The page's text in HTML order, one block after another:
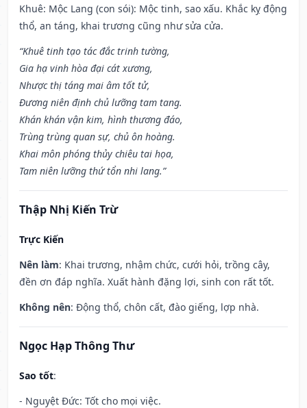
Khuê: Mộc Lang (con sói): Mộc tinh, sao xấu. Khắc kỵ động
thổ, an táng, khai trương cũng như sửa cửa.
“Khuê tinh tạo tác đắc trinh tường,
Gia hạ vinh hòa đại cát xương,
Nhược thị táng mai âm tốt tử,
Đương niên định chủ lưỡng tam tang.
Khán khán vận kim, hình thương đáo,
Trùng trùng quan sự, chủ ôn hoàng.
Khai môn phóng thủy chiêu tai họa,
Tam niên lưỡng thứ tổn nhi lang.”
Thập Nhị Kiến Trừ
Trực Kiến
Nên làm: Khai trương, nhậm chức, cưới hỏi, trồng cây,
đền ơn đáp nghĩa. Xuất hành đặng lợi, sinh con rất tốt.
Không nên: Động thổ, chôn cất, đào giếng, lợp nhà.
Ngọc Hạp Thông Thư
Sao tốt:
- Nguyệt Đức: Tốt cho mọi việc.